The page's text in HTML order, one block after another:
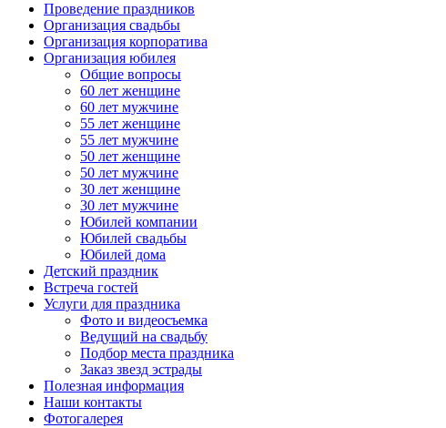
Проведение праздников
Организация свадьбы
Организация корпоратива
Организация юбилея
Общие вопросы
60 лет женщине
60 лет мужчине
55 лет женщине
55 лет мужчине
50 лет женщине
50 лет мужчине
30 лет женщине
30 лет мужчине
Юбилей компании
Юбилей свадьбы
Юбилей дома
Детский праздник
Встреча гостей
Услуги для праздника
Фото и видеосъемка
Ведущий на свадьбу
Подбор места праздника
Заказ звезд эстрады
Полезная информация
Наши контакты
Фотогалерея